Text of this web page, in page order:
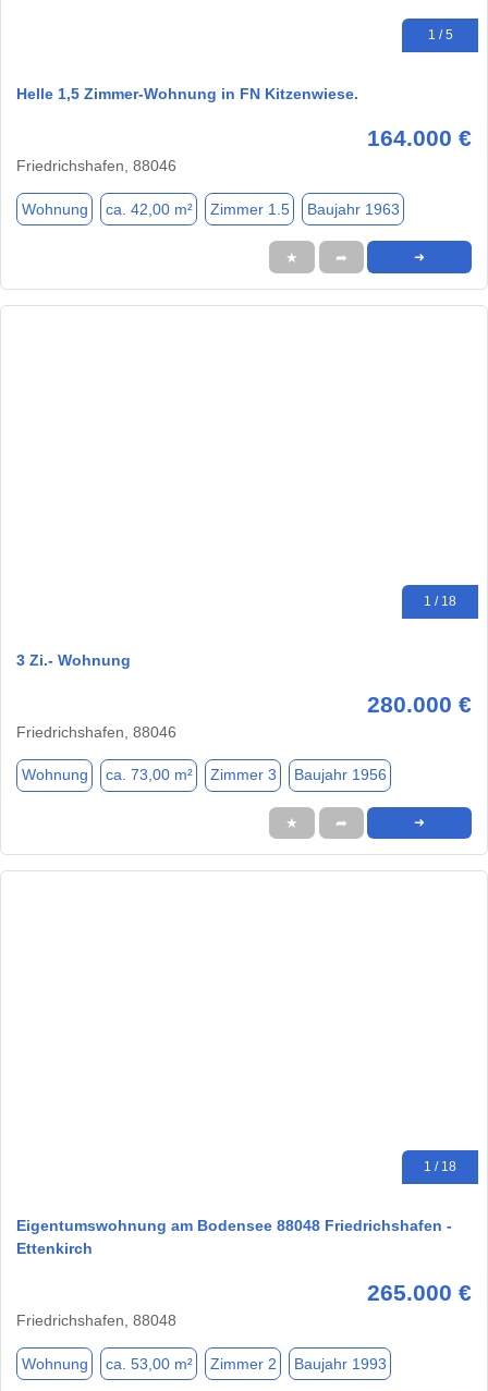
1 / 5
Helle 1,5 Zimmer-Wohnung in FN Kitzenwiese.
164.000 €
Friedrichshafen, 88046
Wohnung ca. 42,00 m² Zimmer 1.5 Baujahr 1963
★ ➦ ➜
1 / 18
3 Zi.- Wohnung
280.000 €
Friedrichshafen, 88046
Wohnung ca. 73,00 m² Zimmer 3 Baujahr 1956
★ ➦ ➜
1 / 18
Eigentumswohnung am Bodensee 88048 Friedrichshafen -
Ettenkirch
265.000 €
Friedrichshafen, 88048
Wohnung ca. 53,00 m² Zimmer 2 Baujahr 1993